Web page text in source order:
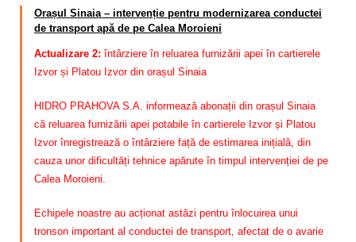
Orașul Sinaia – intervenție pentru modernizarea conductei
de transport apă de pe Calea Moroieni
Actualizare 2: întârziere în reluarea furnizării apei în cartierele
Izvor și Platou Izvor din orașul Sinaia
HIDRO PRAHOVA S.A. informează abonații din orașul Sinaia
că reluarea furnizării apei potabile în cartierele Izvor și Platou
Izvor înregistrează o întârziere față de estimarea inițială, din
cauza unor dificultăți tehnice apărute în timpul intervenției de pe
Calea Moroieni.
Echipele noastre au acționat astăzi pentru înlocuirea unui
tronson important al conductei de transport, afectat de o avarie